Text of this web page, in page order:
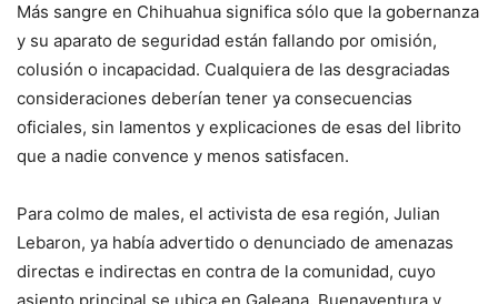
Más sangre en Chihuahua significa sólo que la gobernanza
y su aparato de seguridad están fallando por omisión,
colusión o incapacidad. Cualquiera de las desgraciadas
consideraciones deberían tener ya consecuencias
oficiales, sin lamentos y explicaciones de esas del librito
que a nadie convence y menos satisfacen.
Para colmo de males, el activista de esa región, Julian
Lebaron, ya había advertido o denunciado de amenazas
directas e indirectas en contra de la comunidad, cuyo
asiento principal se ubica en Galeana, Buenaventura y